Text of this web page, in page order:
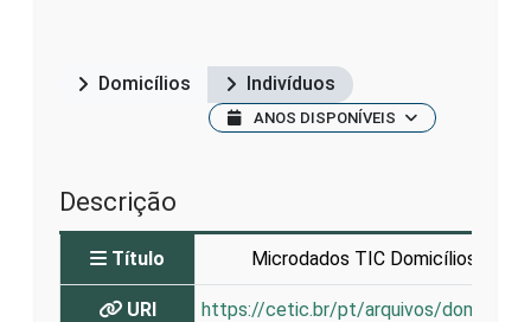
Domicílios Indivíduos
ANOS DISPONÍVEIS
Descrição
Título Microdados TIC Domicílios 2021
URI https://cetic.br/pt/arquivos/